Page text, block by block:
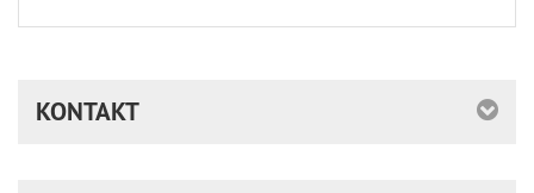
KONTAKT